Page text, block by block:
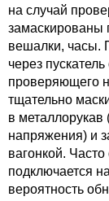
на случай
замаскированы
вешалки, часы.
через
проверяющего
тщательно
в металлорукав
напряжения) и
вагонкой. Часто
подключается
вероятность